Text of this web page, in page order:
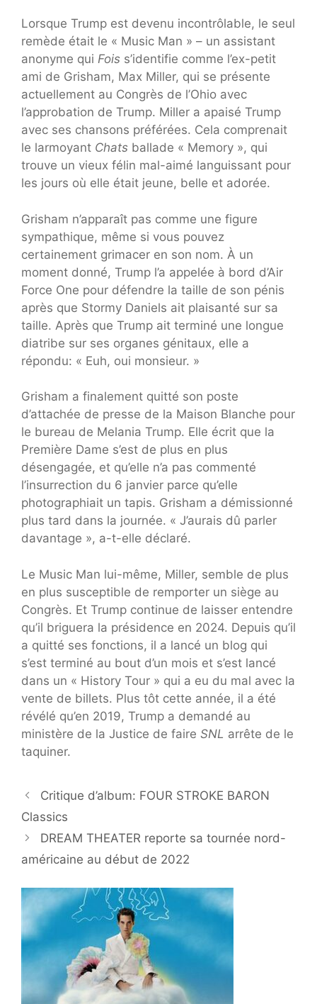
Lorsque Trump est devenu incontrôlable, le seul
remède était le « Music Man » – un assistant
anonyme qui Fois s’identifie comme l’ex-petit
ami de Grisham, Max Miller, qui se présente
actuellement au Congrès de l’Ohio avec
l’approbation de Trump. Miller a apaisé Trump
avec ses chansons préférées. Cela comprenait
le larmoyant Chats ballade « Memory », qui
trouve un vieux félin mal-aimé languissant pour
les jours où elle était jeune, belle et adorée.
Grisham n’apparaît pas comme une figure
sympathique, même si vous pouvez
certainement grimacer en son nom. À un
moment donné, Trump l’a appelée à bord d’Air
Force One pour défendre la taille de son pénis
après que Stormy Daniels ait plaisanté sur sa
taille. Après que Trump ait terminé une longue
diatribe sur ses organes génitaux, elle a
répondu: « Euh, oui monsieur. »
Grisham a finalement quitté son poste
d’attachée de presse de la Maison Blanche pour
le bureau de Melania Trump. Elle écrit que la
Première Dame s’est de plus en plus
désengagée, et qu’elle n’a pas commenté
l’insurrection du 6 janvier parce qu’elle
photographiait un tapis. Grisham a démissionné
plus tard dans la journée. « J’aurais dû parler
davantage », a-t-elle déclaré.
Le Music Man lui-même, Miller, semble de plus
en plus susceptible de remporter un siège au
Congrès. Et Trump continue de laisser entendre
qu’il briguera la présidence en 2024. Depuis qu’il
a quitté ses fonctions, il a lancé un blog qui
s’est terminé au bout d’un mois et s’est lancé
dans un « History Tour » qui a eu du mal avec la
vente de billets. Plus tôt cette année, il a été
révélé qu’en 2019, Trump a demandé au
ministère de la Justice de faire SNL arrête de le
taquiner.
Critique d’album: FOUR STROKE BARON
Classics
DREAM THEATER reporte sa tournée nord-
américaine au début de 2022